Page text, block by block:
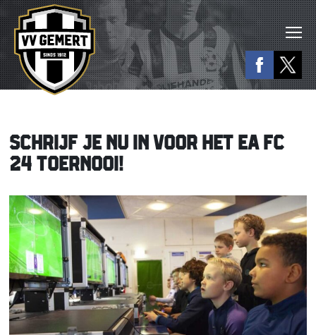
SCHRIJF JE NU IN VOOR HET EA FC
24 TOERNOOI!